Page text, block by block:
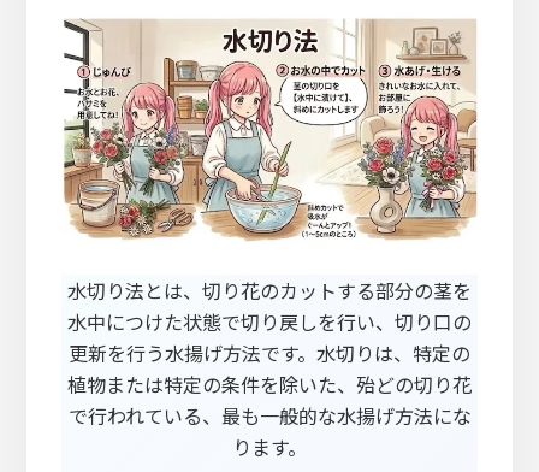
水切り法とは、切り花のカットする部分の茎を
水中につけた状態で切り戻しを行い、切り口の
更新を行う水揚げ方法です。水切りは、特定の
植物または特定の条件を除いた、殆どの切り花
で行われている、最も一般的な水揚げ方法にな
ります。